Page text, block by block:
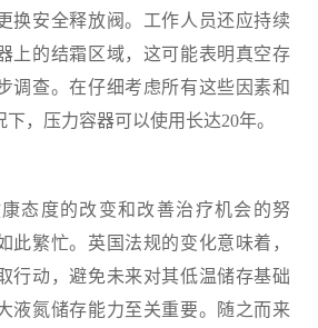
换安全释放阀。工作人员还应持续
上的结霜区域，这可能表明真空存
调查。在仔细考虑所有这些因素和
，压力容器可以使用长达20年。
度的改变和改善治疗机会的努
此繁忙。英国法规的变化意味着，
行动，避免未来对其低温储存基础
液氮储存能力至关重要。随之而来